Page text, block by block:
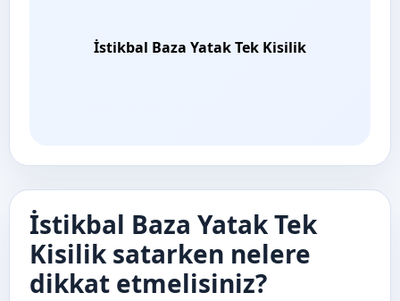
İstikbal Baza Yatak Tek Kisilik
İstikbal Baza Yatak Tek
Kisilik satarken nelere
dikkat etmelisiniz?